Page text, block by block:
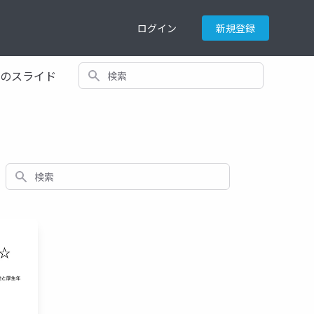
ログイン 新規登録
スライド 検索
検索